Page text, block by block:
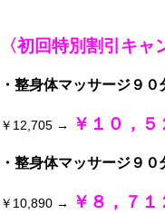
〈初回特別割引キャ
・整身体マッサージ９
￥12,705 → ￥１０，５
・整身体マッサージ９０
￥10,890 → ￥８，７１